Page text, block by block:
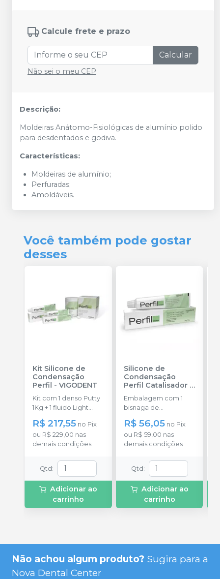
Calcule frete e prazo
Calcular
Não sei o meu CEP
Descrição:
Moldeiras Anátomo-Fisiológicas de alumínio polido
para desdentados e godiva.
Características:
Moldeiras de alumínio;
Perfuradas;
Amoldáveis.
Você também pode gostar
desses
Kit Silicone de
Condensação
Perfil -VIGODENT
Kit com 1 denso Putty
1Kg + 1 fluido Light
Body 120g + 1
catalisador 60ml.
R$ 217,55 no Pix
ou R$ 229,00 nas
demais condições
Qtd :
Adicionar ao
carrinho
Silicone de
Condensação
Perfil Catalisador-
VIGODENT
Embalagem com 1
bisnaga de
catalisador com 50g.
R$ 56,05 no Pix
ou R$ 59,00 nas
demais condições
Qtd :
Adicionar ao
carrinho
Não achou algum produto? Sugira para a
Nova Dental Center